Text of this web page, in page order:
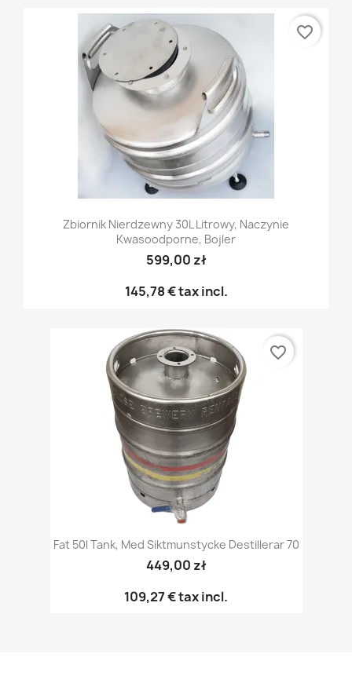
Zbiornik Nierdzewny 30L Litrowy, Naczynie
Kwasoodporne, Bojler
599,00 zł
145,78 €tax incl.
favorite_border
Fat 50l Tank, Med Siktmunstycke Destillerar 70
449,00 zł
109,27 €tax incl.
favorite_border